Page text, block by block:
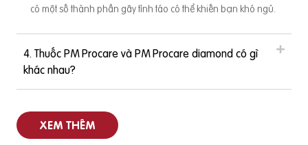
có một số thành phần gây tỉnh táo có thể khiến bạn khó ngủ.
4. Thuốc PM Procare và PM Procare diamond có gì
khác nhau?
XEM THÊM